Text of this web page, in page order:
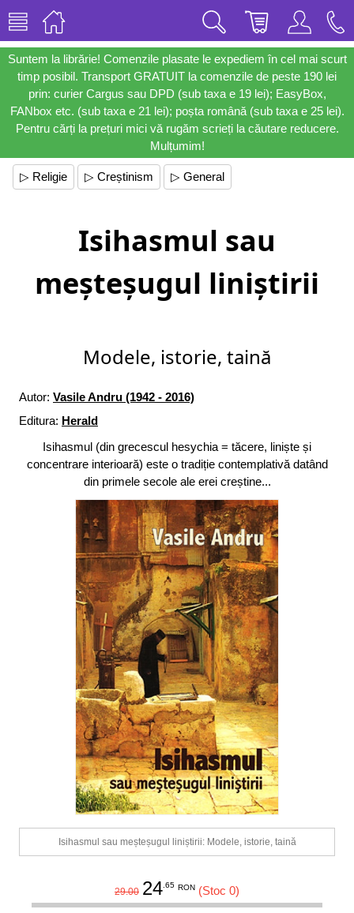
Suntem la librărie! Comenzile plasate le expediem în cel mai scurt
timp posibil. Transport GRATUIT la comenzile de peste 190 lei
prin: curier Cargus sau DPD (sub taxa e 19 lei); EasyBox,
FANbox etc. (sub taxa e 21 lei); poșta română (sub taxa e 25 lei).
Pentru cărți la prețuri mici vă rugăm scrieți la căutare reducere.
Mulțumim!
▷ Religie ▷ Creștinism ▷ General
Isihasmul sau
meșteșugul liniștirii
Modele, istorie, taină
Autor: Vasile Andru (1942 - 2016)
Editura: Herald
Isihasmul (din grecescul hesychia = tăcere, liniște și
concentrare interioară) este o tradiție contemplativă datând
din primele secole ale erei creștine...
Isihasmul sau meșteșugul liniștirii: Modele, istorie, taină
29.00 24.65 RON (Stoc 0)